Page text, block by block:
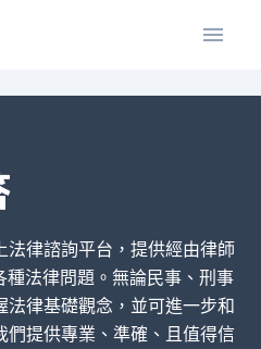
律諮詢平台，提供經由律師
法律問題。無論民事、刑事
法律基礎觀念，並可進一步和
們提供專業、準確、且值得信